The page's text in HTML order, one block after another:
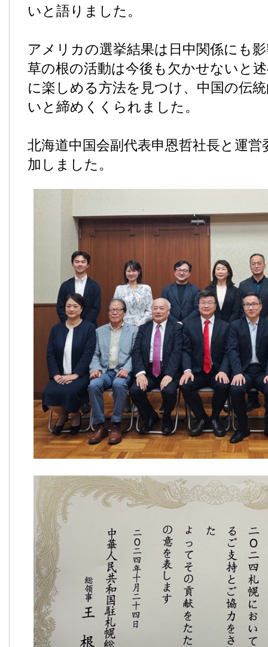
いと語りました。
アメリカの選挙結果は日中関係にも
草の根の活動は今後も欠かせないと
に楽しめる方法を見つけ、中国の伝
いと締めくくられました。
北海道中国会副代表申恩哲社長と運
加しました。